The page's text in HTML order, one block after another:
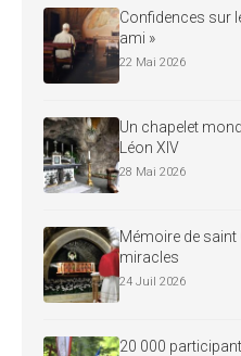
Confidences sur
ami »
22 Mai 2026
Un chapelet
Léon XIV
28 Mai 2026
Mémoire de saint
miracles
24 Juil 2026
20 000